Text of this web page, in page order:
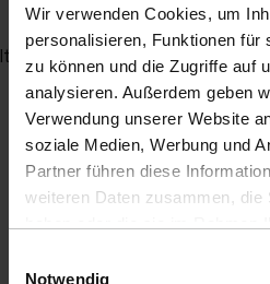
Wir verwenden Cookies, um
personalisieren, Funktionen für
zu können und die Zugriffe auf
analysieren. Außerdem geben
Verwendung unserer Website
soziale Medien, Werbung und
Partner führen diese
weiteren Daten zusammen, die
Einstellungen zu den Cookies
Notwendig
Power-Schaum 21 KG
Item not found